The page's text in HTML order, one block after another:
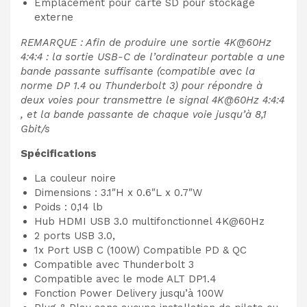
Emplacement pour carte SD pour stockage
externe
REMARQUE : Afin de produire une sortie 4K@60Hz
4:4:4 : la sortie USB-C de l’ordinateur portable a une
bande passante suffisante (compatible avec la
norme DP 1.4 ou Thunderbolt 3) pour répondre à
deux voies pour transmettre le signal 4K@60Hz 4:4:4
, et la bande passante de chaque voie jusqu’à 8,1
Gbit/s
Spécifications
La couleur noire
Dimensions : 3.1″H x 0.6″L x 0.7″W
Poids : 0,14 lb
Hub HDMI USB 3.0 multifonctionnel 4K@60Hz
2 ports USB 3.0,
1x Port USB C (100W) Compatible PD & QC
Compatible avec Thunderbolt 3
Compatible avec le mode ALT DP1.4
Fonction Power Delivery jusqu’à 100W